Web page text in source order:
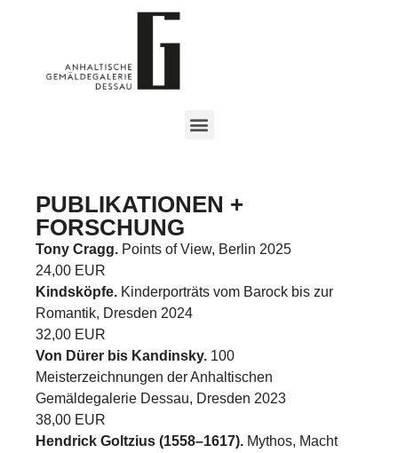
PUBLIKATIONEN +
FORSCHUNG
Tony Cragg. Points of View, Berlin 2025
24,00 EUR
Kindsköpfe. Kinderporträts vom Barock bis zur
Romantik, Dresden 2024
32,00 EUR
Von Dürer bis Kandinsky. 100
Meisterzeichnungen der Anhaltischen
Gemäldegalerie Dessau, Dresden 2023
38,00 EUR
Hendrick Goltzius (1558–1617). Mythos, Macht